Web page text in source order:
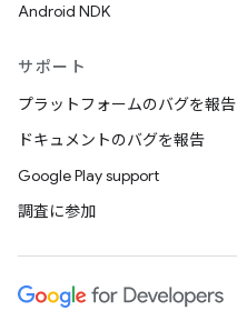
Android NDK
サポート
プラットフォームのバグを報告
ドキュメントのバグを報告
Google Play support
調査に参加